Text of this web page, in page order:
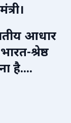
आधार
श्रेष्ठ
है....